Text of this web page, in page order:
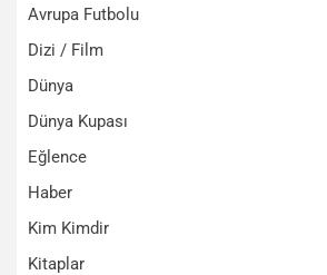
Avrupa Futbolu
Dizi / Film
Dünya
Dünya Kupası
Eğlence
Haber
Kim Kimdir
Kitaplar